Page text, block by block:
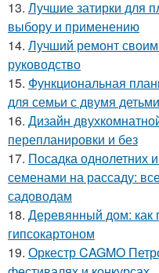
13. Лучшие затирки для
выбору и применению
14. Лучший ремонт
руководство
15. Функциональная
для семьи с двумя
16. Дизайн
перепланировки и без
17. Посадка однолетних
семенами на рассаду:
садоводам
18. Деревянный дом: как
гипсокартоном
19. Оркестр CAGMO